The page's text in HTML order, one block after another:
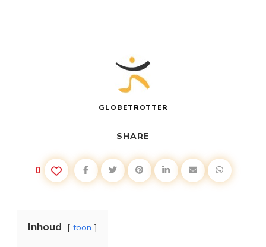
GLOBETROTTER
SHARE
0
Inhoud toon